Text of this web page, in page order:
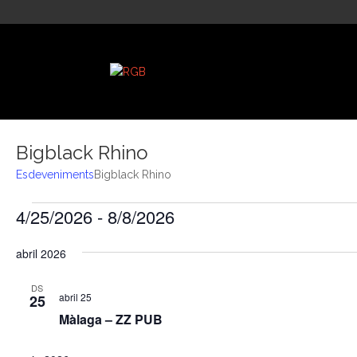
Bigblack Rhino
EsdevenimentsBigblack Rhino
Esdeveniments
4/25/2026 - 8/8/2026
una
abril 2026
DS
25
Màlaga – ZZ PUB
abril 25